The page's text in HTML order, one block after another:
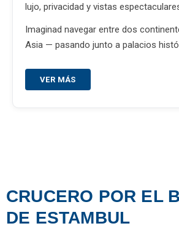
lujo, privacidad y vistas
Imaginad navegar entre dos
Asia — pasando junto a palacios
VER MÁS
CRUCERO POR EL
DE ESTAMBUL